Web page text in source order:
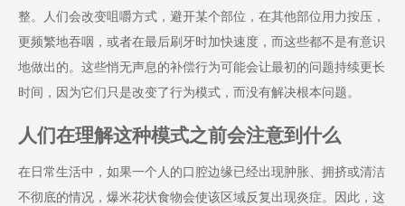
整。人们会改变咀嚼方式，避开某个部位，在其他部位用力按压，
更频繁地吞咽，或者在最后刷牙时加快速度，而这些都不是有意识
地做出的。这些悄无声息的补偿行为可能会让最初的问题持续更长
时间，因为它们只是改变了行为模式，而没有解决根本问题。
人们在理解这种模式之前会注意到什么
在日常生活中，如果一个人的口腔边缘已经出现肿胀、拥挤或清洁
不彻底的情况，爆米花状食物会使该区域反复出现炎症。因此，这